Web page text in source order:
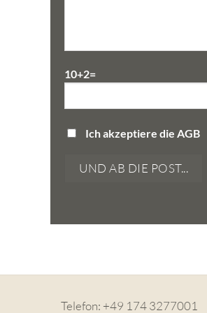
10+2=
Ich akzeptiere die AGB
Telefon: +49 174 3277001